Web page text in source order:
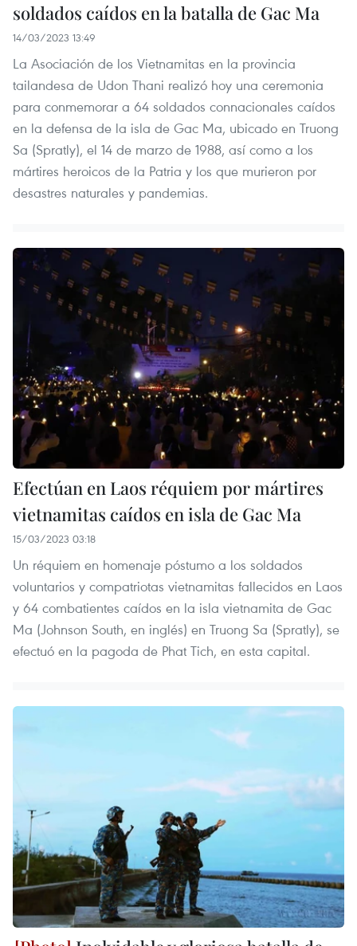
soldados caídos en la batalla de Gac Ma
14/03/2023 13:49
La Asociación de los Vietnamitas en la provincia
tailandesa de Udon Thani realizó hoy una ceremonia
para conmemorar a 64 soldados connacionales caídos
en la defensa de la isla de Gac Ma, ubicado en Truong
Sa (Spratly), el 14 de marzo de 1988, así como a los
mártires heroicos de la Patria y los que murieron por
desastres naturales y pandemias.
Efectúan en Laos réquiem por mártires
vietnamitas caídos en isla de Gac Ma
15/03/2023 03:18
Un réquiem en homenaje póstumo a los soldados
voluntarios y compatriotas vietnamitas fallecidos en Laos
y 64 combatientes caídos en la isla vietnamita de Gac
Ma (Johnson South, en inglés) en Truong Sa (Spratly), se
efectuó en la pagoda de Phat Tich, en esta capital.